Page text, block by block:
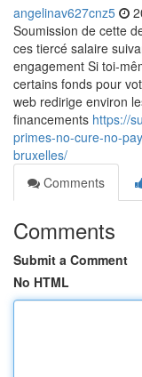
angelinav627cnz5
Soumission de cette
ces tiercé salaire
engagement Si toi-
certains fonds pour
web redirige environ
financements https://
primes-no-cure-no-
bruxelles/
Comments
Comments
Submit a Comment
No HTML